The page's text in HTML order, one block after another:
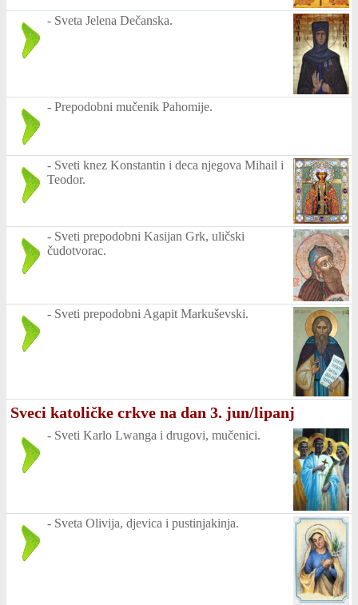
- Sveta Jelena Dečanska.
- Prepodobni mučenik Pahomije.
- Sveti knez Konstantin i deca njegova Mihail i
Teodor.
- Sveti prepodobni Kasijan Grk, uličski
čudotvorac.
- Sveti prepodobni Agapit Markuševski.
Sveci katoličke crkve na dan 3. jun/lipanj
- Sveti Karlo Lwanga i drugovi, mučenici.
- Sveta Olivija, djevica i pustinjakinja.